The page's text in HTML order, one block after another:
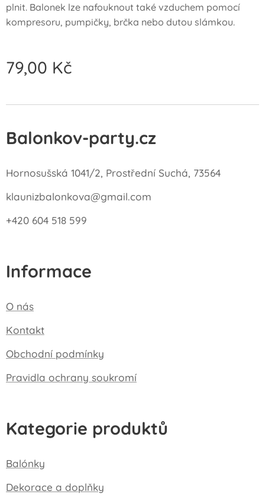
plnit. Balonek lze nafouknout také vzduchem pomocí
kompresoru, pumpičky, brčka nebo dutou slámkou.
79,00 Kč
Balonkov-party.cz
Hornosušská 1041/2, Prostřední Suchá, 73564
klaunizbalonkova@gmail.com
+420 604 518 599
Informace
O nás
Kontakt
Obchodní podmínky
Pravidla ochrany soukromí
Kategorie produktů
Balónky
Dekorace a doplňky